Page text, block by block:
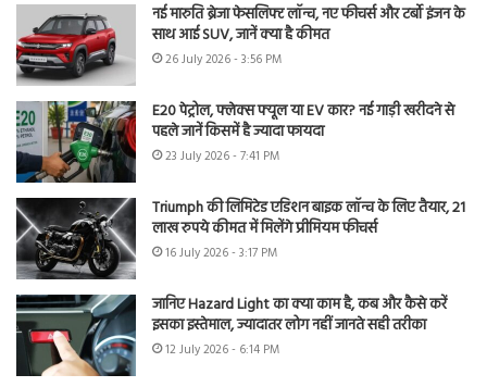
नई मारुति ब्रेजा फेसलिफ्ट लॉन्च, नए फीचर्स और टर्बो इंजन के
साथ आई SUV, जानें क्या है कीमत
26 July 2026 - 3:56 PM
E20 पेट्रोल, फ्लेक्स फ्यूल या EV कार? नई गाड़ी खरीदने से
पहले जानें किसमें है ज्यादा फायदा
23 July 2026 - 7:41 PM
Triumph की लिमिटेड एडिशन बाइक लॉन्च के लिए तैयार, 21
लाख रुपये कीमत में मिलेंगे प्रीमियम फीचर्स
16 July 2026 - 3:17 PM
जानिए Hazard Light का क्या काम है, कब और कैसे करें
इसका इस्तेमाल, ज्यादातर लोग नहीं जानते सही तरीका
12 July 2026 - 6:14 PM